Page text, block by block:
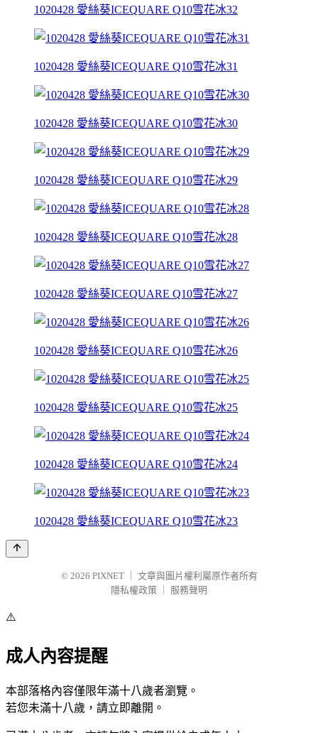
1020428 愛絲葵ICEQUARE Q10雪花冰32
1020428 愛絲葵ICEQUARE Q10雪花冰31
1020428 愛絲葵ICEQUARE Q10雪花冰30
1020428 愛絲葵ICEQUARE Q10雪花冰29
1020428 愛絲葵ICEQUARE Q10雪花冰28
1020428 愛絲葵ICEQUARE Q10雪花冰27
1020428 愛絲葵ICEQUARE Q10雪花冰26
1020428 愛絲葵ICEQUARE Q10雪花冰25
1020428 愛絲葵ICEQUARE Q10雪花冰24
1020428 愛絲葵ICEQUARE Q10雪花冰23
© 2026 PIXNET
文章與圖片權利屬原作者所有
隱私權政策
服務聲明
⚠️
成人內容提醒
本部落格內容僅限年滿十八歲者瀏覽。
若您未滿十八歲，請立即離開。